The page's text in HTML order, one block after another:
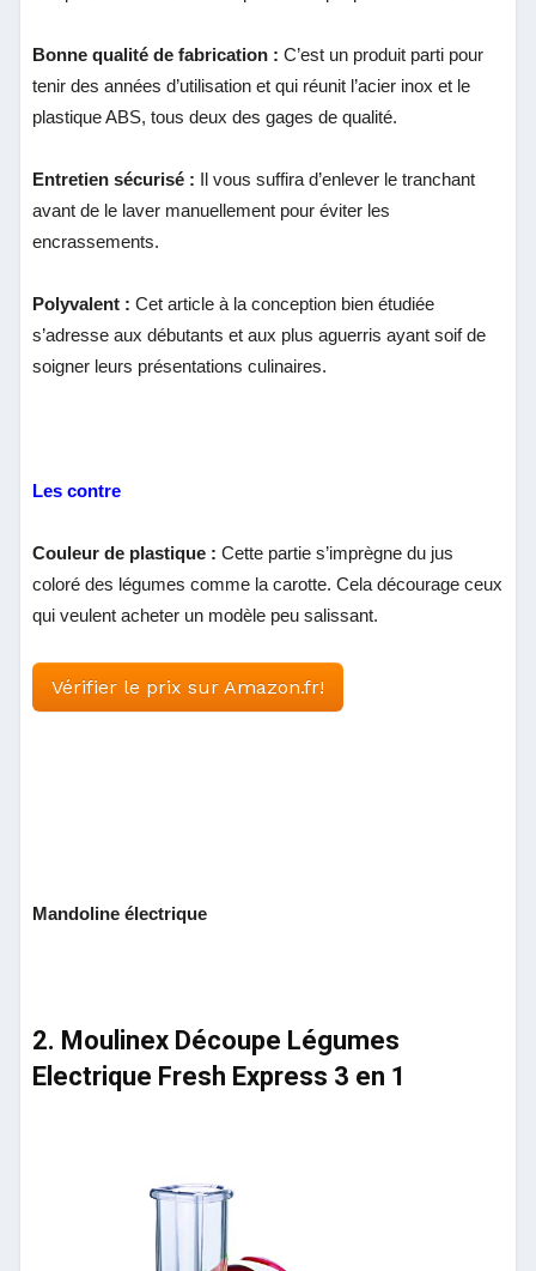
Bonne qualité de fabrication :C’est un produit parti pour
tenir des années d’utilisation et qui réunit l’acier inox et le
plastique ABS, tous deux des gages de qualité.
Entretien sécurisé : Il vous suffira d’enlever le tranchant
avant de le laver manuellement pour éviter les
encrassements.
Polyvalent :Cet article à la conception bien étudiée
s’adresse aux débutants et aux plus aguerris ayant soif de
soigner leurs présentations culinaires.
Les contre
Couleur de plastique :Cette partie s’imprègne du jus
coloré des légumes comme la carotte. Cela décourage ceux
qui veulent acheter un modèle peu salissant.
Vérifier le prix sur Amazon.fr!
Mandoline électrique
2. Moulinex Découpe Légumes
Electrique Fresh Express 3 en 1